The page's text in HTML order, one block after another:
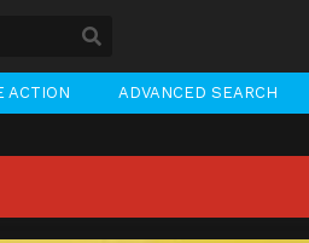
ACTION ADVANCED SEARCH